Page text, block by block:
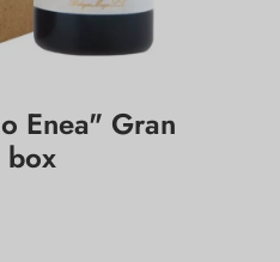
Enea" Gran
box